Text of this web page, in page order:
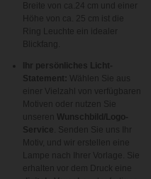
Breite von ca.24
und einer
Höhe von ca.
25 cm
ist die
Ring Leuchte ein idealer
Ihr persönliches Licht-
Statement:
Wählen Sie aus
einer Vielzahl von verfügbaren
Motiven oder nutzen Sie
unseren Wunschbild/Logo-
Service . Senden Sie uns Ihr
Motiv, und wir erstellen eine
Lampe nach Ihrer Vorlage. Sie
erhalten vor dem Druck eine